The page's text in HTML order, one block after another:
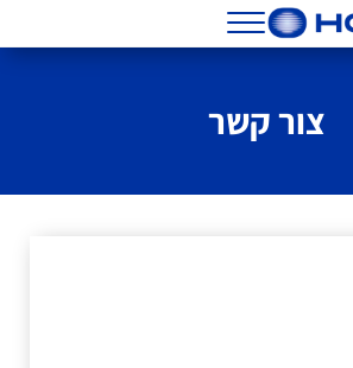
Skip to
שמנים וחלפים
Menu
צור קשר